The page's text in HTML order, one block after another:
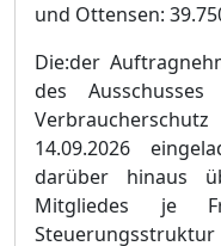
und Ottensen:
Die:der
des Ausschusses
14.09.2026
darüber hinaus ü
Mitgliedes je